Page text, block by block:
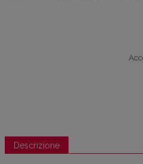
Descrizione